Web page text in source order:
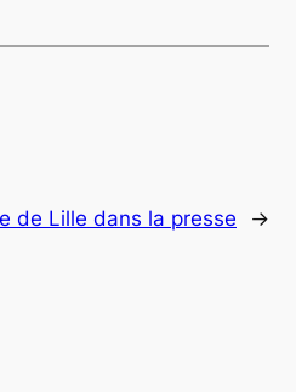
de Lille dans la presse →